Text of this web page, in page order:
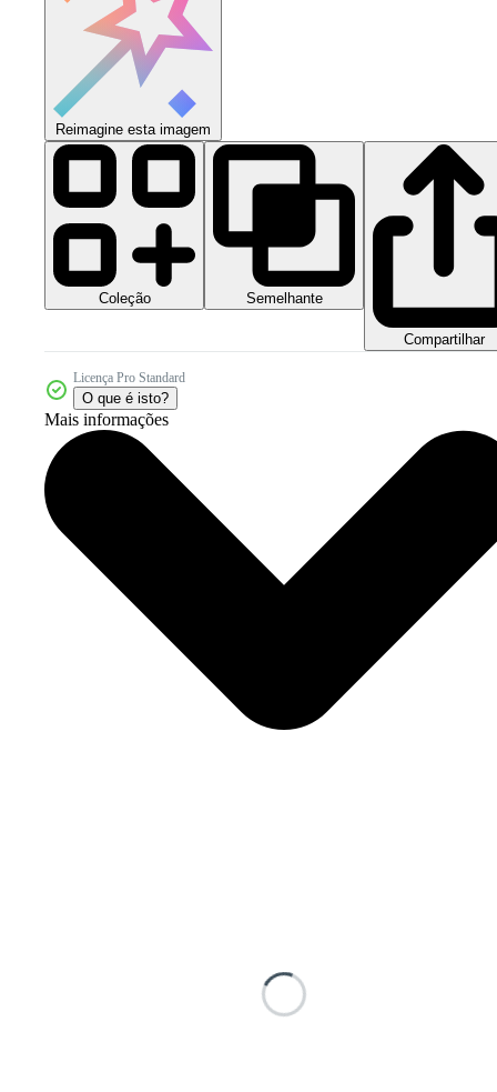
Reimagine esta imagem
Coleção Semelhante
Compartilhar
Licença Pro Standard
O que é isto?
Mais informações